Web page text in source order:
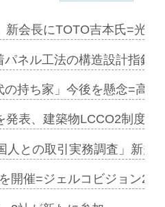
新会長にTOTO吉本氏=光
パネル工法の構造設計指針
の持ち家」今後を懸念=高
発表、建築物LCCO2制度
人との取引実務調査」新規
開催=ジェルコビジョン